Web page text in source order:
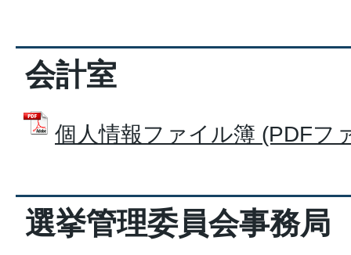
会計室
個人情報ファイル簿 (PDFフ
選挙管理委員会事務局